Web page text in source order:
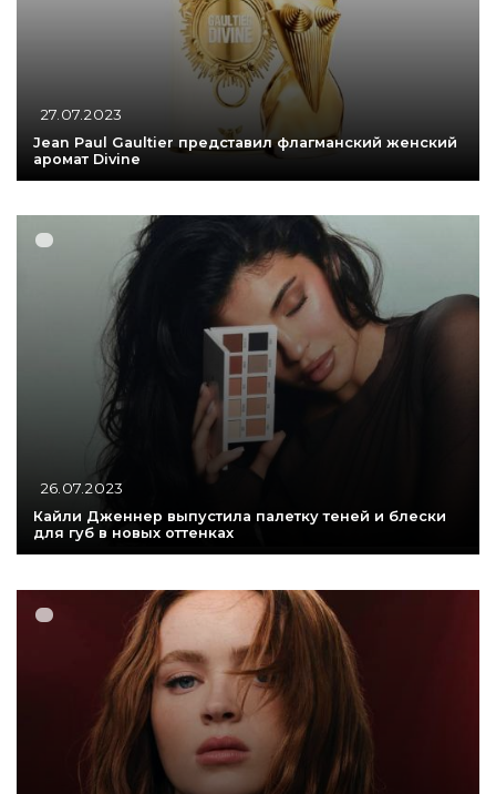
27.07.2023
Jean Paul Gaultier представил флагманский женский
аромат Divine
26.07.2023
Кайли Дженнер выпустила палетку теней и блески
для губ в новых оттенках